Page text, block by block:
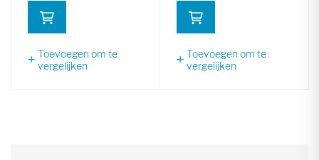
Toevoegen om te
vergelijken
Toevoegen om te
vergelijken